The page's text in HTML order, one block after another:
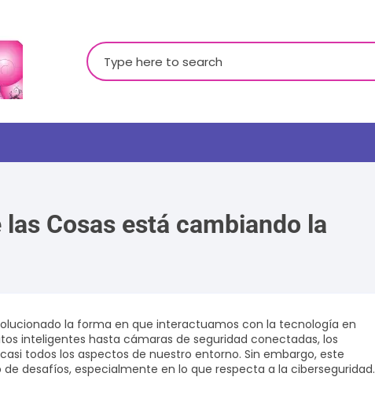
Buscar:
Cosas está cambiando la
la forma en que interactuamos con la tecnología en
inteligentes hasta cámaras de seguridad conectadas, los
todos los aspectos de nuestro entorno. Sin embargo, este
desafíos, especialmente en lo que respecta a la ciberseguridad.